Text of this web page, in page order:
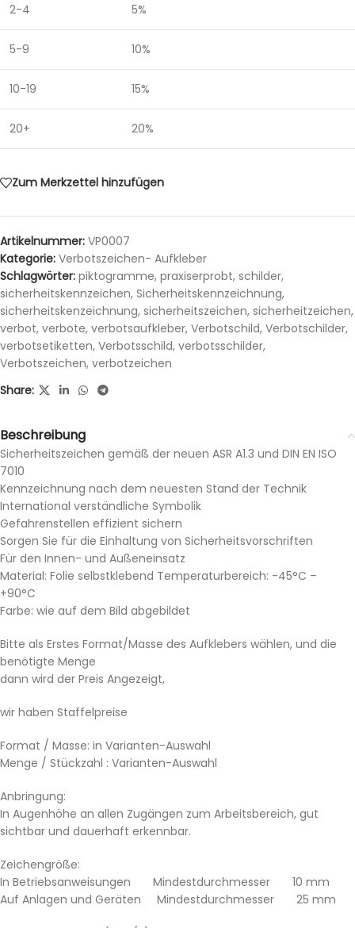
2-4 5%
5-9 10%
10-19 15%
20+ 20%
Zum Merkzettel hinzufügen
Artikelnummer: VP0007
Kategorie: Verbotszeichen- Aufkleber
Schlagwörter: piktogramme, praxiserprobt, schilder,
sicherheitskennzeichen, Sicherheitskennzeichnung,
sicherheitskenzeichnung, sicherheitszeichen, sicherheitzeichen,
verbot, verbote, verbotsaufkleber, Verbotschild, Verbotschilder,
verbotsetiketten, Verbotsschild, verbotsschilder,
Verbotszeichen, verbotzeichen
Share:
Beschreibung
Sicherheitszeichen gemäß der neuen ASR A1.3 und DIN EN ISO
7010
Kennzeichnung nach dem neuesten Stand der Technik
International verständliche Symbolik
Gefahrenstellen effizient sichern
Sorgen Sie für die Einhaltung von Sicherheitsvorschriften
Für den Innen- und Außeneinsatz
Material: Folie selbstklebend Temperaturbereich: -45°C –
+90°C
Farbe: wie auf dem Bild abgebildet
Bitte als Erstes Format/Masse des Aufklebers wählen, und die
benötigte Menge
dann wird der Preis Angezeigt,
wir haben Staffelpreise
Format / Masse: in Varianten-Auswahl
Menge / Stückzahl : Varianten-Auswahl
Anbringung:
In Augenhöhe an allen Zugängen zum Arbeitsbereich, gut
sichtbar und dauerhaft erkennbar.
Zeichengröße:
In Betriebsanweisungen Mindestdurchmesser 10 mm
Auf Anlagen und Geräten Mindestdurchmesser 25 mm